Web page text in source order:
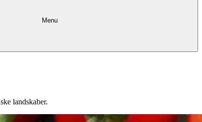
Menu
landskaber.